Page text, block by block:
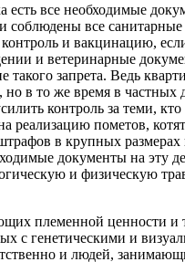
все необходимые
соблюдены все
и вакцинацию,
и ветеринарные
запрета. Ведь
в то же время в
контроль за теми,
пометов,
в крупных
документы на эту
и физическую
племенной ценности и
с генетическими и
и людей,